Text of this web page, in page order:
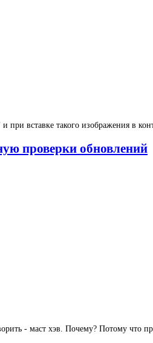
вставке такого изображения в
проверки обновлений
- маст хэв. Почему? Потому что